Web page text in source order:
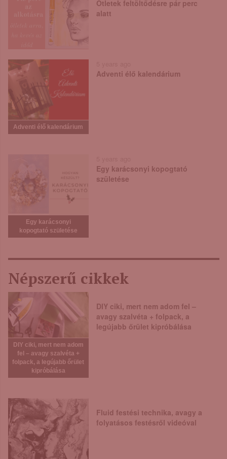
Ötletek feltöltődésre pár perc
alatt
Adventi élő kalendárium
Adventi élő kalendárium
Egy karácsonyi
kopogtató születése
Egy karácsonyi kopogtató
születése
Népszerű cikkek
DIY ciki, mert nem adom
fel – avagy szalvéta +
folpack, a legújabb őrület
kipróbálása
DIY ciki, mert nem adom fel –
avagy szalvéta + folpack, a
legújabb őrület kipróbálása
Fluid festési technika, avagy a
folyatásos festésről videóval